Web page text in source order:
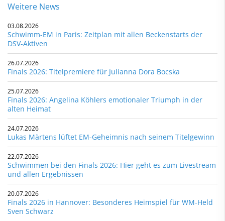
Weitere News
03.08.2026
Schwimm-EM in Paris: Zeitplan mit allen Beckenstarts der
DSV-Aktiven
26.07.2026
Finals 2026: Titelpremiere für Julianna Dora Bocska
25.07.2026
Finals 2026: Angelina Köhlers emotionaler Triumph in der
alten Heimat
24.07.2026
Lukas Märtens lüftet EM-Geheimnis nach seinem Titelgewinn
22.07.2026
Schwimmen bei den Finals 2026: Hier geht es zum Livestream
und allen Ergebnissen
20.07.2026
Finals 2026 in Hannover: Besonderes Heimspiel für WM-Held
Sven Schwarz